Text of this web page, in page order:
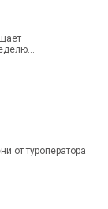
от туроператора